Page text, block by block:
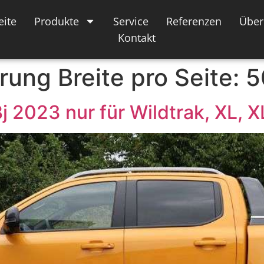
Produkte Service Referenzen
Kontakt
Breite pro Seite:
2023 nur für Wildtrak, XL,